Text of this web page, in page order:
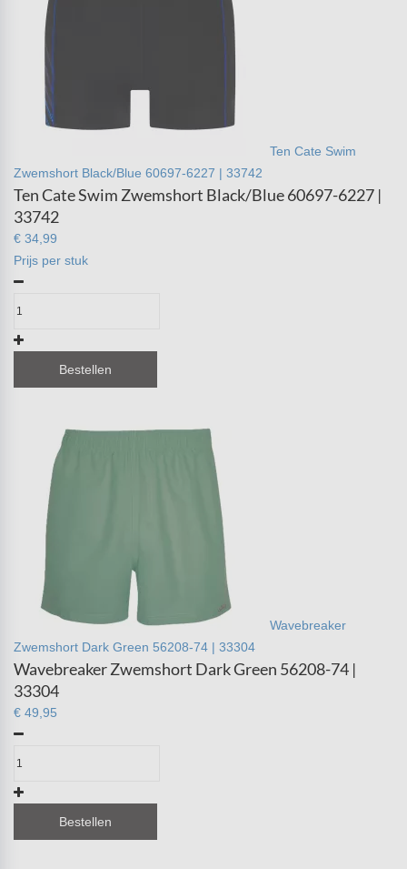
Ten Cate Swim
Zwemshort Black/Blue 60697-6227 | 33742
Ten Cate Swim Zwemshort Black/Blue 60697-6227 |
33742
€ 34,99
Prijs per stuk
Bestellen
Wavebreaker
Zwemshort Dark Green 56208-74 | 33304
Wavebreaker Zwemshort Dark Green 56208-74 |
33304
€ 49,95
Bestellen